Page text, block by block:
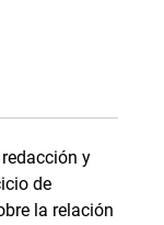
y
de
la relación